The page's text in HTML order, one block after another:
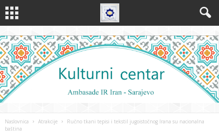
Naslovnica Atrakcije
Ručno tkani tepisi i tekstil jugoistočnog Irana su nacionalna
baština